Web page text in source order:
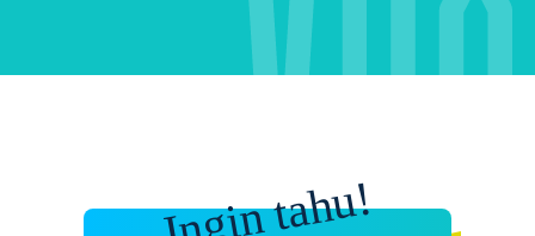
Ingin tahu!